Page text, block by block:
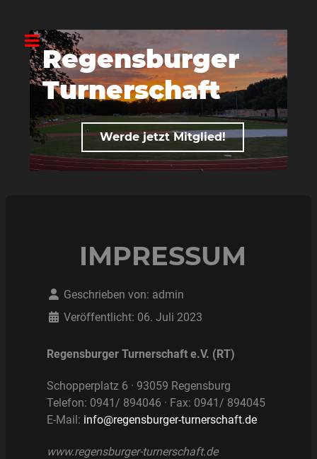
Regensburger
Turnerschaft
Werde jetzt Mitglied!
IMPRESSUM
Geschrieben von: admin
Veröffentlicht: 06. Juli 2023
Regensburger Turnerschaft e.V. (RT)
Schopperplatz 6 · 93059 Regensburg
Telefon: 0941/ 894046 · Fax: 0941/ 894045
E-Mail: info@regensburger-turnerschaft.de
www.regensburger-turnerschaft.de